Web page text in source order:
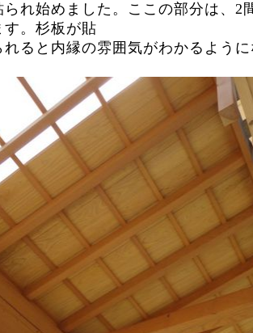
られ始めました。ここの部分は、2
す。杉板が貼
れると内縁の雰囲気がわかるよう